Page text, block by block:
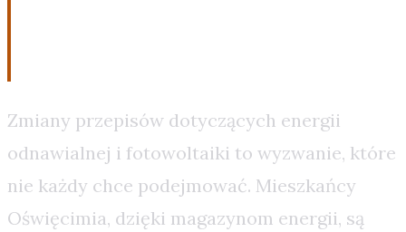
Zmiany przepisów dotyczących energii
odnawialnej i fotowoltaiki to wyzwanie, które
nie każdy chce podejmować. Mieszkańcy
Oświęcimia, dzięki magazynom energii, są